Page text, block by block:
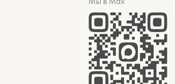
Мы в Max